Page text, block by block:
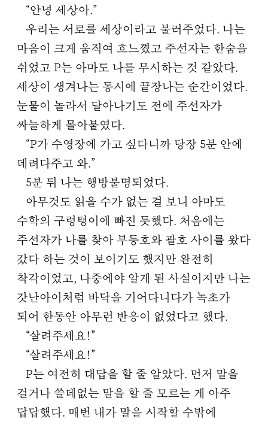
“안녕 세상아.”
우리는 서로를 세상이라고 불러주었다. 나는
마음이 크게 움직여 흐느꼈고 주선자는 한숨을
쉬었고 P는 아마도 나를 무시하는 것 같았다.
세상이 생겨나는 동시에 끝장나는 순간이었다.
눈물이 놀라서 달아나기도 전에 주선자가
싸늘하게 몰아붙였다.
“P가 수영장에 가고 싶다니까 당장 5분 안에
데려다주고 와.”
5분 뒤 나는 행방불명되었다.
아무것도 읽을 수가 없는 걸 보니 아마도
수학의 구렁텅이에 빠진 듯했다. 처음에는
주선자가 나를 찾아 부등호와 괄호 사이를 왔다
갔다 하는 것이 보이기도 했지만 완전히
착각이었고, 나중에야 알게 된 사실이지만 나는
갓난아이처럼 바닥을 기어다니다가 녹초가
되어 한동안 아무런 반응이 없었다고 했다.
“살려주세요!”
“살려주세요!”
P는 여전히 대답을 할 줄 알았다. 먼저 말을
걸거나 쓸데없는 말을 할 줄 모르는 게 아주
답답했다. 매번 내가 말을 시작할 수밖에